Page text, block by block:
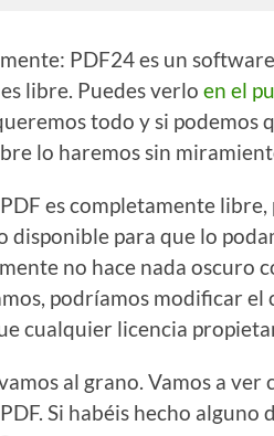
PDF24 es un
libre. Puedes verlo en el
todo y si
lo haremos sin
es completamente
disponible para que lo
no hace nada oscuro
podríamos modificar
cualquier licencia
al grano. Vamos a
Si habéis hecho